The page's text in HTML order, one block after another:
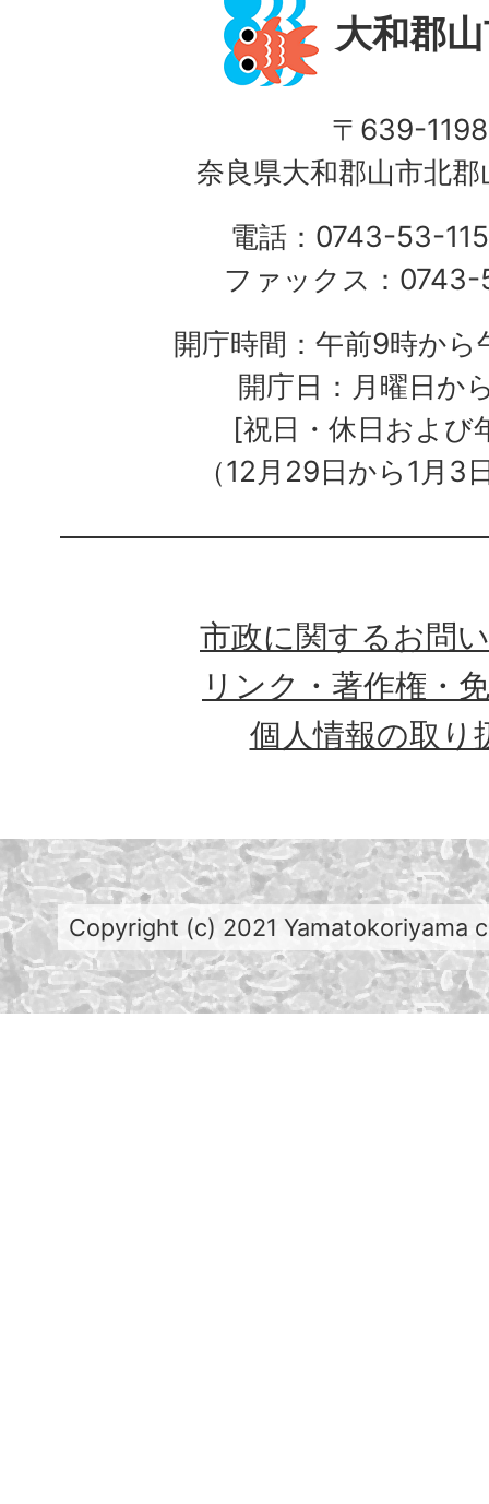
大和郡
〒639-1198
奈良県大和郡山市北
電話：0743-53-
ファックス：
開庁時間：午前9時か
開庁日：月曜日か
[祝日・休日および
（12月29日から1月3
市政に関するお問
リンク・著作権・
個人情報の取り
Copyright (c) 2021 Yamatokoriyama